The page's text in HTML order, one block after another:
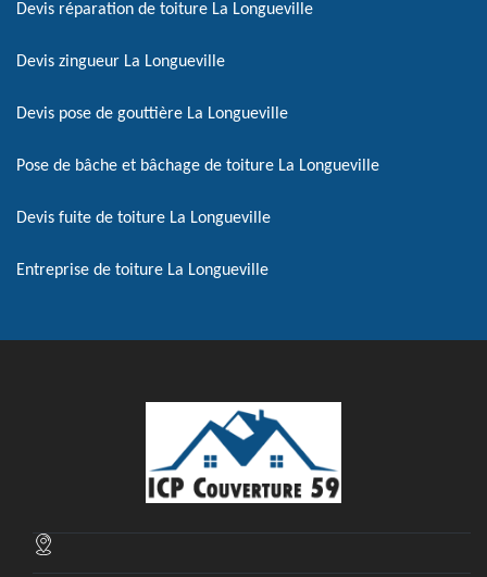
Devis réparation de toiture La Longueville
Devis zingueur La Longueville
Devis pose de gouttière La Longueville
Pose de bâche et bâchage de toiture La Longueville
Devis fuite de toiture La Longueville
Entreprise de toiture La Longueville